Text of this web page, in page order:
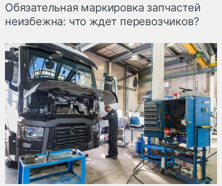
Обязательная маркировка запчастей
неизбежна: что ждет перевозчиков?